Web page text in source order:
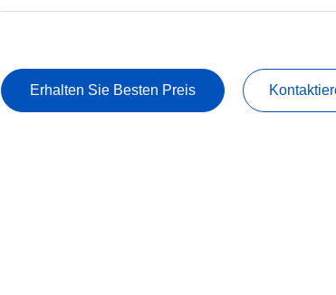
Erhalten Sie Besten Preis